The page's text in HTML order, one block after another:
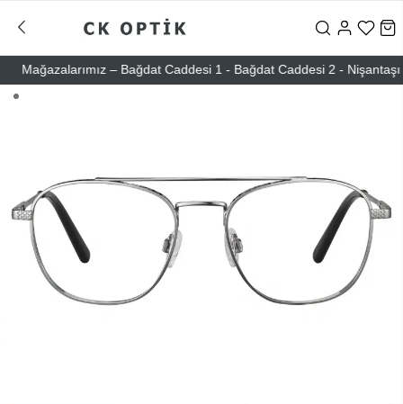
Mağazalarımız – Bağdat Caddesi 1 - Bağdat Caddesi 2 - Nişantaşı